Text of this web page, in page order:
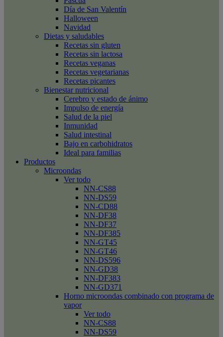
Día de San Valentín
Halloween
Navidad
Dietas y saludables
Recetas sin gluten
Recetas sin lactosa
Recetas veganas
Recetas vegetarianas
Recetas picantes
Bienestar nutricional
Cerebro y estado de ánimo
Impulso de energía
Salud de la piel
Inmunidad
Salud intestinal
Bajo en carbohidratos
Ideal para familias
Productos
Microondas
Ver todo
NN-CS88
NN-DS59
NN-CD88
NN-DF38
NN-DF37
NN-DF385
NN-GT45
NN-GT46
NN-DS596
NN-GD38
NN-DF383
NN-GD371
Horno microondas combinado con programa de
vapor
Ver todo
NN-CS88
NN-DS59